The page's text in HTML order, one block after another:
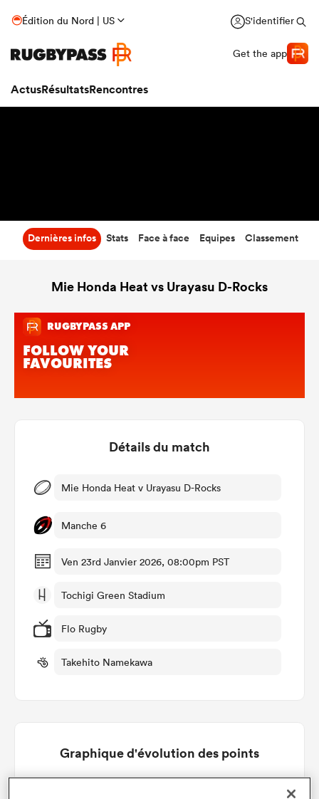
Édition du Nord | US S'identifier
Get the app
ActusRésultatsRencontres
Dernières infos Stats Face à face Equipes Classement
Mie Honda Heat vs Urayasu D-Rocks
Détails du match
Mie Honda Heat v Urayasu D-Rocks
Manche 6
Ven 23rd Janvier 2026, 08:00pm PST
Tochigi Green Stadium
Flo Rugby
Takehito Namekawa
Graphique d'évolution des points